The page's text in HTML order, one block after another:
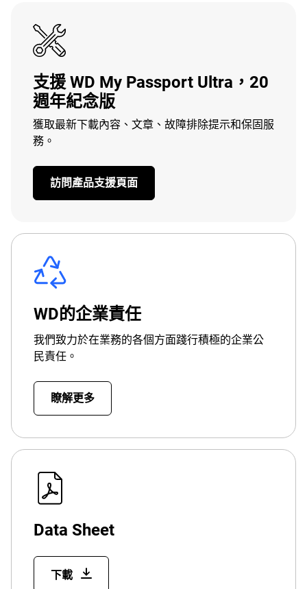
支援 WD My Passport Ultra，20
週年紀念版
獲取最新下載內容、文章、故障排除提示和保固服
務。
訪問產品支援頁面
WD的企業責任
我們致力於在業務的各個方面踐行積極的企業公
民責任。
瞭解更多
Data Sheet
下載